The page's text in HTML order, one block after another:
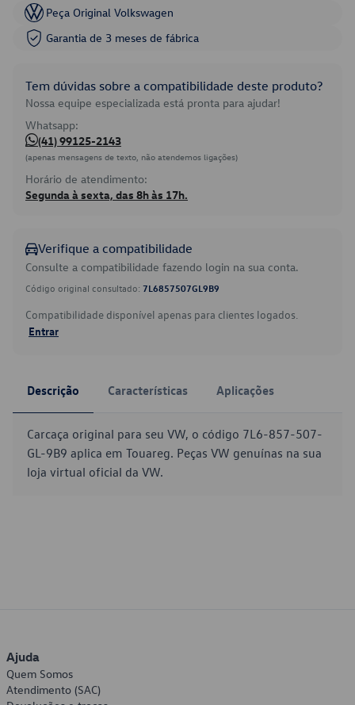
Peça Original Volkswagen
Garantia de 3 meses de fábrica
Tem dúvidas sobre a compatibilidade deste produto?
Nossa equipe especializada está pronta para ajudar!
Whatsapp:
(41) 99125-2143
(apenas mensagens de texto, não atendemos ligações)
Horário de atendimento:
Segunda à sexta, das 8h às 17h.
Verifique a compatibilidade
Consulte a compatibilidade fazendo login na sua conta.
Código original consultado: 7L6857507GL9B9
Compatibilidade disponível apenas para clientes logados.
Entrar
Descrição Características Aplicações
Carcaça original para seu VW, o código 7L6-857-507-
GL-9B9 aplica em Touareg. Peças VW genuínas na sua
loja virtual oficial da VW.
Ajuda
Quem Somos
Atendimento (SAC)